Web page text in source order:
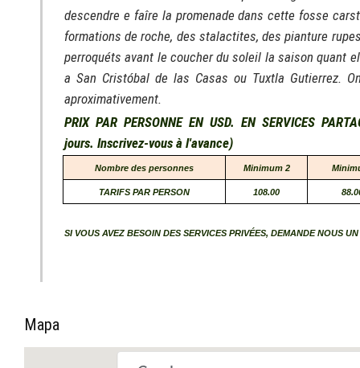
descendre e faîre la promenade dans cette fosse
formations de roche, des stalactites, des pianture
perroquéts avant le coucher du soleil la saison quant
a San Cristóbal de las Casas ou Tuxtla Gutierrez.
aproximativement.
PRIX PAR PERSONNE EN USD. EN SERVICES
jours. Inscrivez-vous à l'avance)
Nombre des personnes Minimum 2
TARIFS PAR PERSON 108.00
SI VOUS AVEZ BESOIN DES SERVICES PRIVÉES, DEMANDE NOUS UN
Mapa